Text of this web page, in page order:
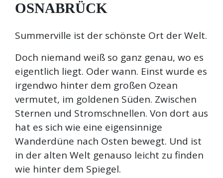
OSNABRÜCK
Summerville ist der schönste Ort der Welt.
Doch niemand weiß so ganz genau, wo es
eigentlich liegt. Oder wann. Einst wurde es
irgendwo hinter dem großen Ozean
vermutet, im goldenen Süden. Zwischen
Sternen und Stromschnellen. Von dort aus
hat es sich wie eine eigensinnige
Wanderdüne nach Osten bewegt. Und ist
in der alten Welt genauso leicht zu finden
wie hinter dem Spiegel.